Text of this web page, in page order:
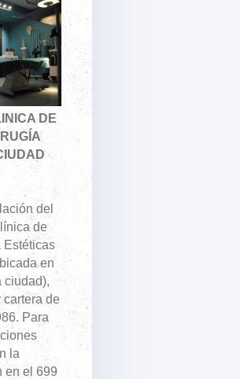
DE
del
de
Estéticas
en
ciudad),
cartera de
Para
la
en el 699